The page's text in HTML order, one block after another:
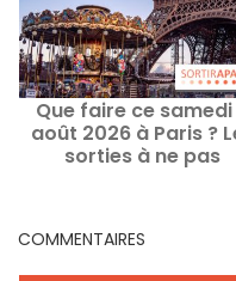
Que faire ce samedi
août 2026 à Paris ?
sorties à ne pas
COMMENTAIRES